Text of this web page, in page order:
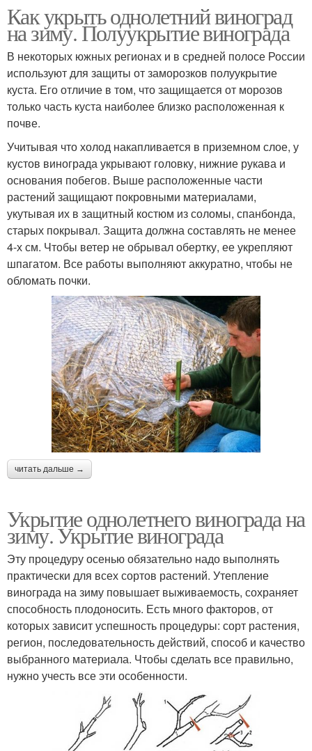
Как укрыть однолетний виноград
на зиму. Полуукрытие винограда
В некоторых южных регионах и в средней полосе России
используют для защиты от заморозков полуукрытие
куста. Его отличие в том, что защищается от морозов
только часть куста наиболее близко расположенная к
почве.
Учитывая что холод накапливается в приземном слое, у
кустов винограда укрывают головку, нижние рукава и
основания побегов. Выше расположенные части
растений защищают покровными материалами,
укутывая их в защитный костюм из соломы, спанбонда,
старых покрывал. Защита должна составлять не менее
4-х см. Чтобы ветер не обрывал обертку, ее укрепляют
шпагатом. Все работы выполняют аккуратно, чтобы не
обломать почки.
читать дальше →
Укрытие однолетнего винограда на
зиму. Укрытие винограда
Эту процедуру осенью обязательно надо выполнять
практически для всех сортов растений. Утепление
винограда на зиму повышает выживаемость, сохраняет
способность плодоносить. Есть много факторов, от
которых зависит успешность процедуры: сорт растения,
регион, последовательность действий, способ и качество
выбранного материала. Чтобы сделать все правильно,
нужно учесть все эти особенности.